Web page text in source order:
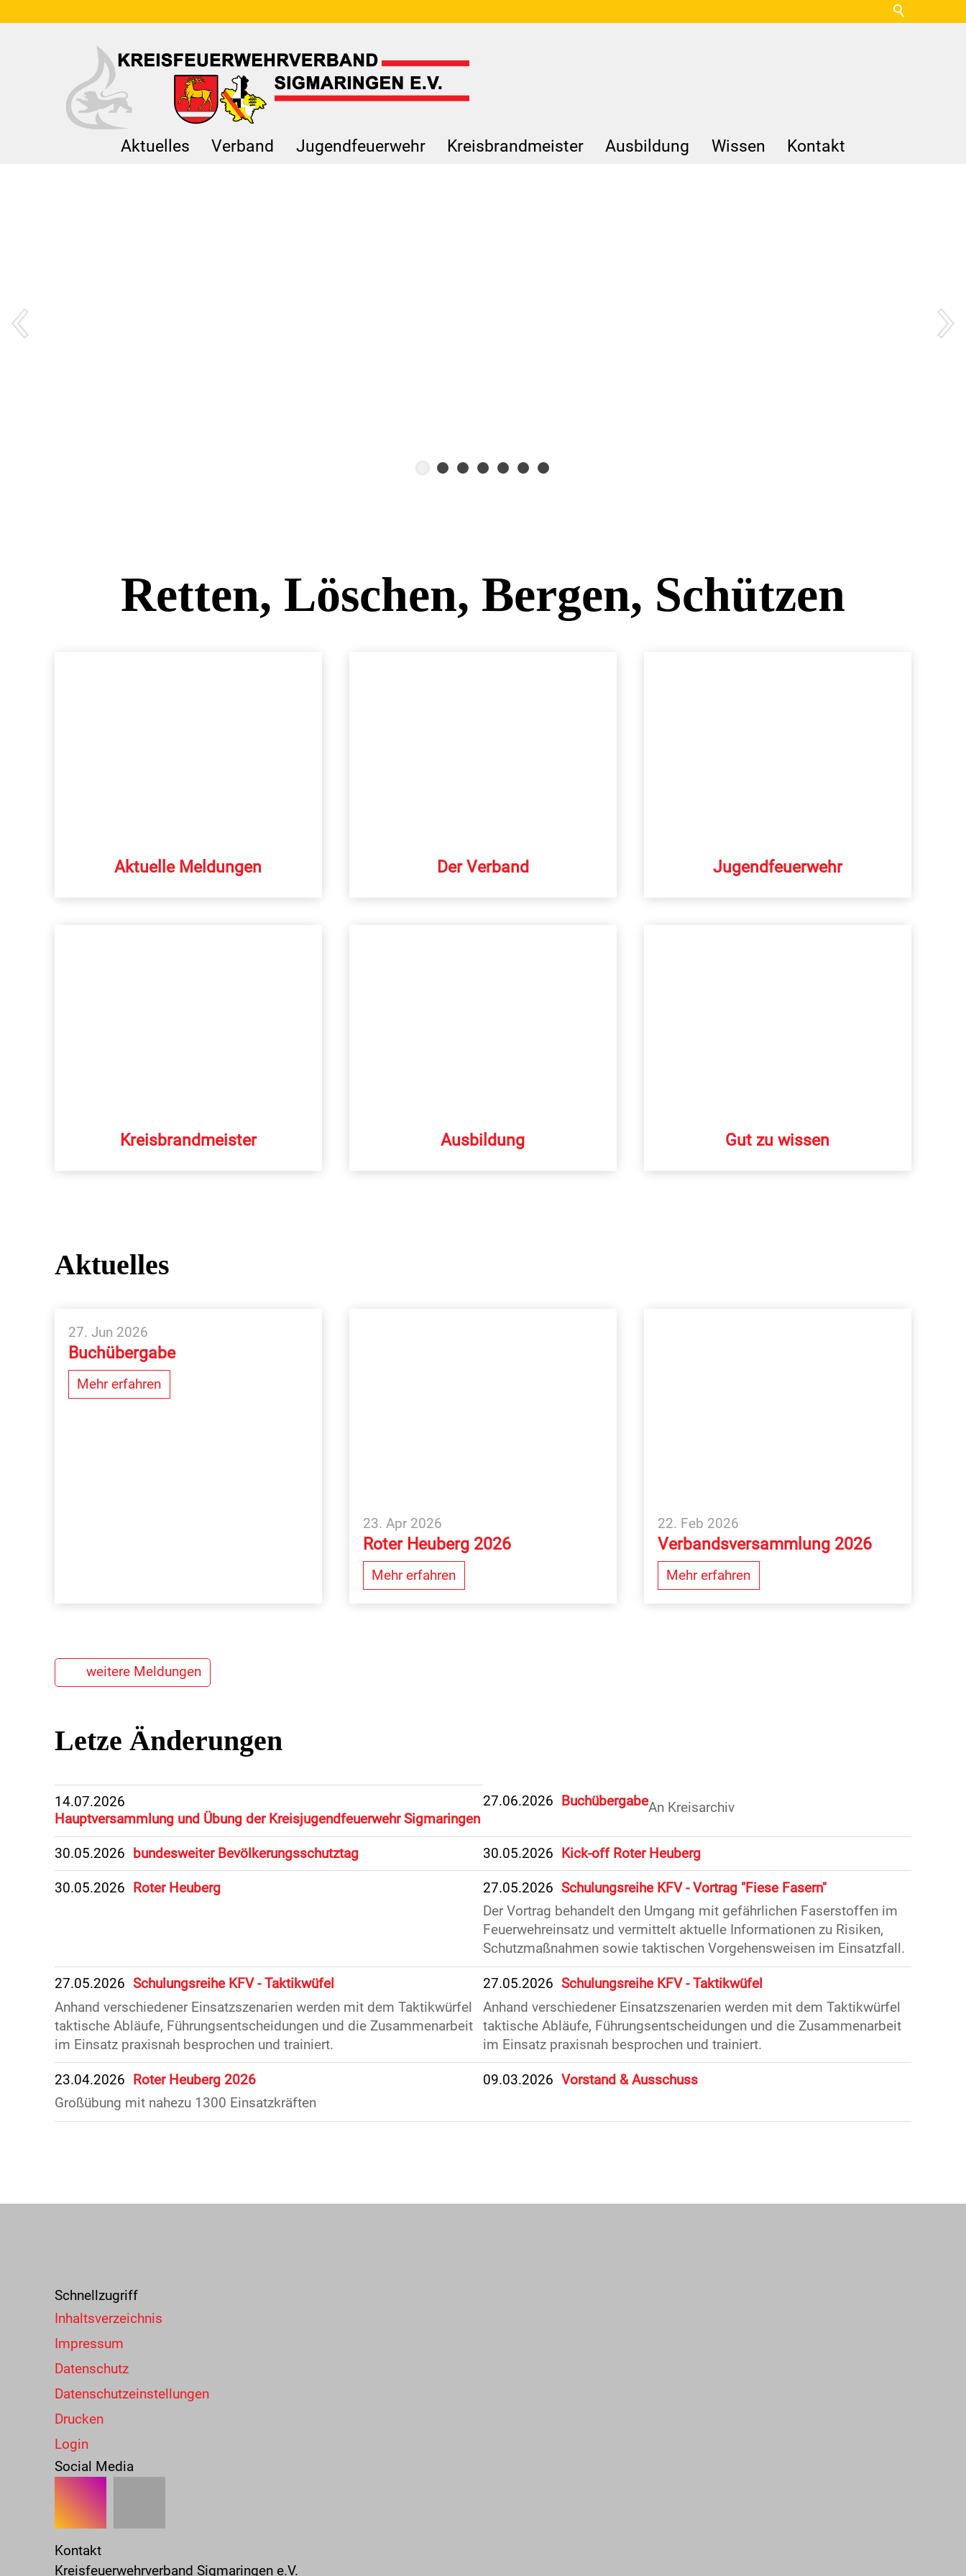
Aktuelles Verband Jugendfeuerwehr Kreisbrandmeister Ausbildung Wissen Kontakt
Retten, Löschen, Bergen, Schützen
Aktuelle Meldungen Der Verband Jugendfeuerwehr
Kreisbrandmeister Ausbildung Gut zu wissen
Aktuelles
27. Jun 2026
Buchübergabe
Mehr erfahren
23. Apr 2026
Roter Heuberg 2026
Mehr erfahren
22. Feb 2026
Verbandsversammlung 2026
Mehr erfahren
weitere Meldungen
Letze Änderungen
14.07.2026
Hauptversammlung und Übung der Kreisjugendfeuerwehr Sigmaringen
27.06.2026 BuchübergabeAn Kreisarchiv
30.05.2026 bundesweiter Bevölkerungsschutztag 30.05.2026 Kick-off Roter Heuberg
30.05.2026 Roter Heuberg 27.05.2026 Schulungsreihe KFV - Vortrag "Fiese Fasern"
Der Vortrag behandelt den Umgang mit gefährlichen Faserstoffen im
Feuerwehreinsatz und vermittelt aktuelle Informationen zu Risiken,
Schutzmaßnahmen sowie taktischen Vorgehensweisen im Einsatzfall.
27.05.2026 Schulungsreihe KFV - Taktikwüfel
Anhand verschiedener Einsatzszenarien werden mit dem Taktikwürfel
taktische Abläufe, Führungsentscheidungen und die Zusammenarbeit
im Einsatz praxisnah besprochen und trainiert.
27.05.2026 Schulungsreihe KFV - Taktikwüfel
Anhand verschiedener Einsatzszenarien werden mit dem Taktikwürfel
taktische Abläufe, Führungsentscheidungen und die Zusammenarbeit
im Einsatz praxisnah besprochen und trainiert.
23.04.2026
Roter Heuberg 2026
Großübung mit nahezu 1300 Einsatzkräften
09.03.2026 Vorstand & Ausschuss
Schnellzugriff
Inhaltsverzeichnis
Impressum
Datenschutz
Datenschutzeinstellungen
Drucken
Login
Social Media
Kontakt
Kreisfeuerwehrverband Sigmaringen e.V.